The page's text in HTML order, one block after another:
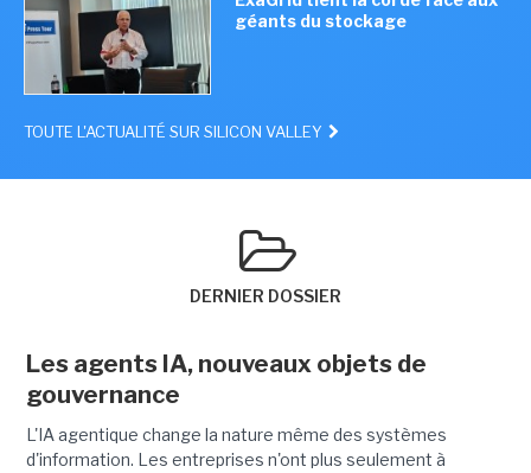
géants du stockage
TOUTE L'ACTUALITÉ SUR SILICON VALLEY
DERNIER DOSSIER
Les agents IA, nouveaux objets de
gouvernance
L'IA agentique change la nature même des systèmes
d'information. Les entreprises n'ont plus seulement à